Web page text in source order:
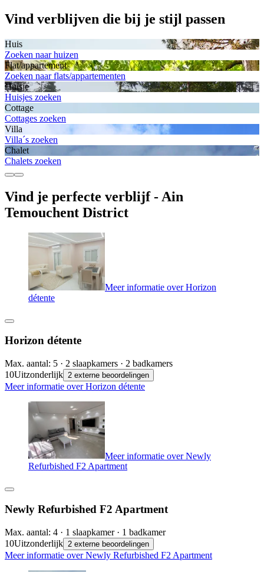
Vind verblijven die bij je stijl passen
Huis
Zoeken naar huizen
Flat/appartement
Zoeken naar flats/appartementen
Huisje
Huisjes zoeken
Cottage
Cottages zoeken
Villa
Villa´s zoeken
Chalet
Chalets zoeken
Vind je perfecte verblijf - Ain
Temouchent District
Meer informatie over Horizon
détente
Horizon détente
Max. aantal: 5 · 2 slaapkamers · 2 badkamers
10Uitzonderlijk 2 externe beoordelingen
Meer informatie over Horizon détente
Meer informatie over Newly
Refurbished F2 Apartment
Newly Refurbished F2 Apartment
Max. aantal: 4 · 1 slaapkamer · 1 badkamer
10Uitzonderlijk 2 externe beoordelingen
Meer informatie over Newly Refurbished F2 Apartment